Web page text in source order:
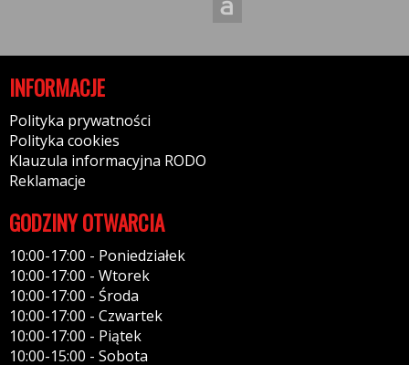
INFORMACJE
Polityka prywatności
Polityka cookies
Klauzula informacyjna RODO
Reklamacje
GODZINY OTWARCIA
10:00-17:00 - Poniedziałek
10:00-17:00 - Wtorek
10:00-17:00 - Środa
10:00-17:00 - Czwartek
10:00-17:00 - Piątek
10:00-15:00 - Sobota